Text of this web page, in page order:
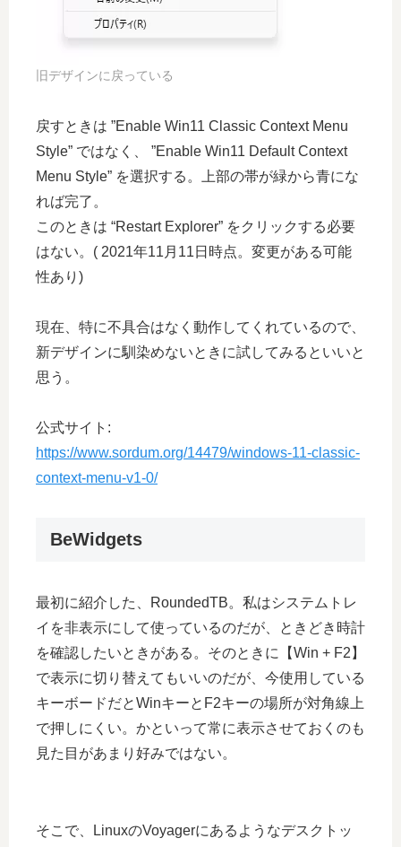
旧デザインに戻っている
戻すときは ”Enable Win11 Classic Context Menu
Style” ではなく、 ”Enable Win11 Default Context
Menu Style” を選択する。上部の帯が緑から青にな
れば完了。
このときは “Restart Explorer” をクリックする必要
はない。( 2021年11月11日時点。変更がある可能
性あり)
現在、特に不具合はなく動作してくれているので、
新デザインに馴染めないときに試してみるといいと
思う。
公式サイト:
https://www.sordum.org/14479/windows-11-classic-
context-menu-v1-0/
BeWidgets
最初に紹介した、RoundedTB。私はシステムトレ
イを非表示にして使っているのだが、ときどき時計
を確認したいときがある。そのときに【Win + F2】
で表示に切り替えてもいいのだが、今使用している
キーボードだとWinキーとF2キーの場所が対角線上
で押しにくい。かといって常に表示させておくのも
見た目があまり好みではない。
そこで、LinuxのVoyagerにあるようなデスクトッ